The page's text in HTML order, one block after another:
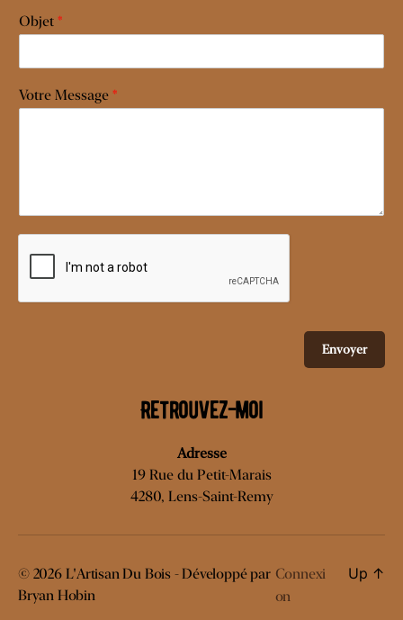
Objet *
Votre Message *
Envoyer
Retrouvez-moi
Adresse
19 Rue du Petit-Marais
4280, Lens-Saint-Remy
© 2026 L'Artisan Du Bois- Développé par
Bryan Hobin
Connexi
on
Up ↑